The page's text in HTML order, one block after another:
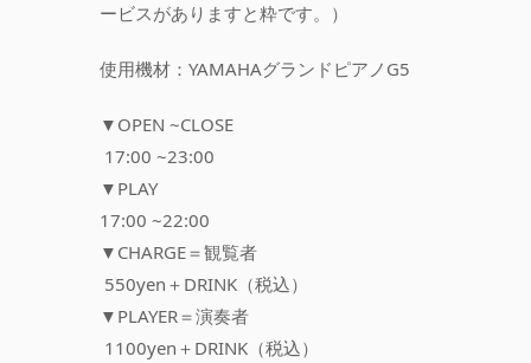
ービスがありますと粋です。）
使用機材：YAMAHAグランドピアノG5
▼OPEN ~CLOSE
17:00 ~23:00
▼PLAY
17:00 ~22:00
▼CHARGE＝観覧者
550yen＋DRINK（税込）
▼PLAYER＝演奏者
1100yen＋DRINK（税込）